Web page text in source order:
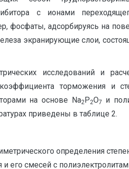
с ионами
фосфаты, адсорбируясь на
экранирующие слои,
исследований и
торможения и
на основе Na2P2O7
и
приведены в таблице 2.
определения
и его смесей с